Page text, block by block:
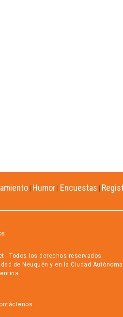
Humor Encuestas
- Todos los derechos reservados
de Neuquén y en la Ciudad Autónoma